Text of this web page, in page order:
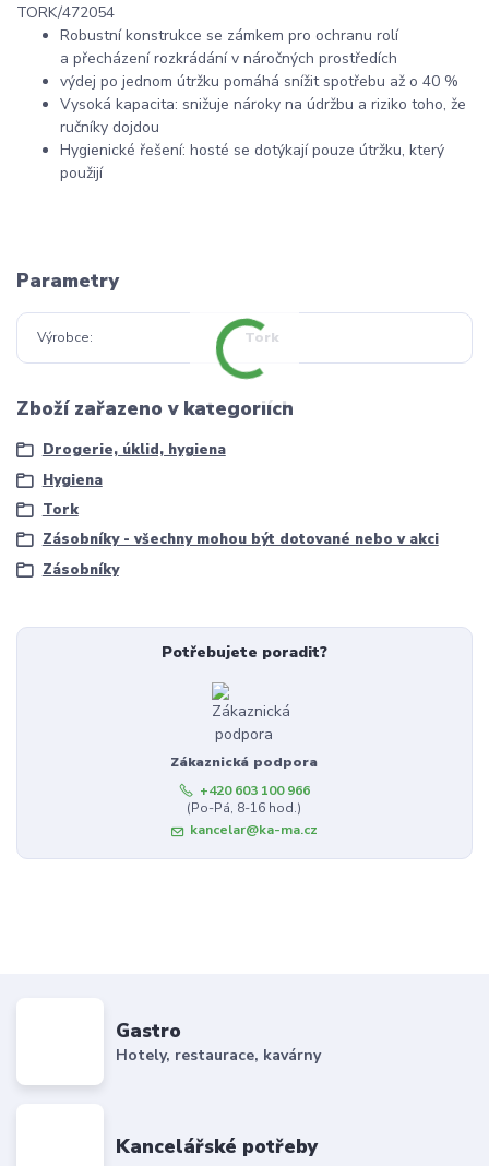
TORK/472054
Robustní konstrukce se zámkem pro ochranu rolí
a přecházení rozkrádání v náročných prostředích
výdej po jednom útržku pomáhá snížit spotřebu až o 40 %
Vysoká kapacita: snižuje nároky na údržbu a riziko toho, že
ručníky dojdou
Hygienické řešení: hosté se dotýkají pouze útržku, který
použijí
Parametry
Výrobce Tork
Zboží zařazeno v kategoriích
Drogerie, úklid, hygiena
Hygiena
Tork
Zásobníky - všechny mohou být dotované nebo v akci
Zásobníky
Potřebujete poradit?
Zákaznická podpora
+420 603 100 966
(Po-Pá, 8-16 hod.)
kancelar@ka-ma.cz
Gastro
Hotely, restaurace, kavárny
Kancelářské potřeby